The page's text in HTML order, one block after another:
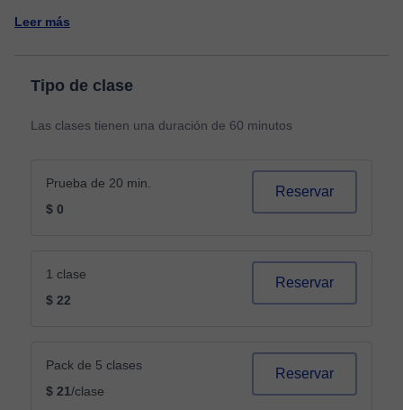
Leer más
Tipo de clase
Las clases tienen una duración de 60 minutos
Prueba de 20 min.
$ 0
Reservar
1 clase
$ 22
Reservar
Pack de 5 clases
$ 21/clase
Reservar